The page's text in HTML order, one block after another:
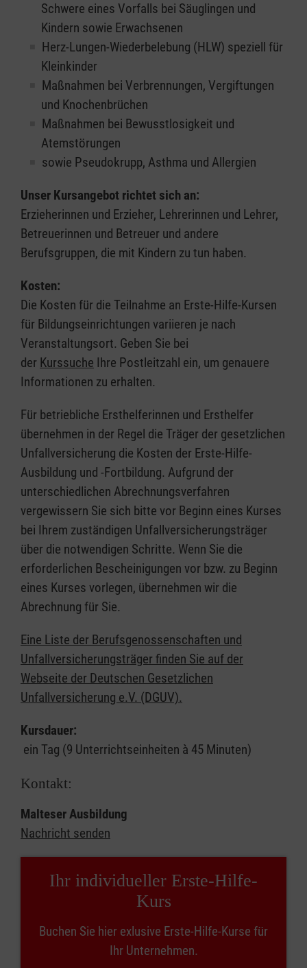
Schwere eines Vorfalls bei Säuglingen und
Kindern sowie Erwachsenen
Herz-Lungen-Wiederbelebung (HLW) speziell für
Kleinkinder
Maßnahmen bei Verbrennungen, Vergiftungen
und Knochenbrüchen
Maßnahmen bei Bewusstlosigkeit und
Atemstörungen
sowie Pseudokrupp, Asthma und Allergien
Unser Kursangebot richtet sich an:
Erzieherinnen und Erzieher, Lehrerinnen und Lehrer,
Betreuerinnen und Betreuer und andere
Berufsgruppen, die mit Kindern zu tun haben.
Kosten:
Die Kosten für die Teilnahme an Erste-Hilfe-Kursen
für Bildungseinrichtungen variieren je nach
Veranstaltungsort. Geben Sie bei
der Kurssuche Ihre Postleitzahl ein, um genauere
Informationen zu erhalten.
Für betriebliche Ersthelferinnen und Ersthelfer
übernehmen in der Regel die Träger der gesetzlichen
Unfallversicherung die Kosten der Erste-Hilfe-
Ausbildung und -Fortbildung. Aufgrund der
unterschiedlichen Abrechnungsverfahren
vergewissern Sie sich bitte vor Beginn eines Kurses
bei Ihrem zuständigen Unfallversicherungsträger
über die notwendigen Schritte. Wenn Sie die
erforderlichen Bescheinigungen vor bzw. zu Beginn
eines Kurses vorlegen, übernehmen wir die
Abrechnung für Sie.
Eine Liste der Berufsgenossenschaften und
Unfallversicherungsträger finden Sie auf der
Webseite der Deutschen Gesetzlichen
Unfallversicherung e.V. (DGUV).
Kursdauer:
ein Tag (9 Unterrichtseinheiten à 45 Minuten)
Kontakt:
Malteser Ausbildung
Nachricht senden
Ihr individueller Erste-Hilfe-
Kurs
Buchen Sie hier exlusive Erste-Hilfe-Kurse für
Ihr Unternehmen.